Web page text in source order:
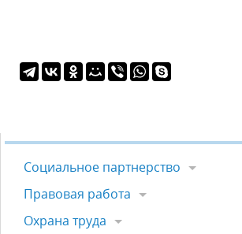
Социальное партнерство
Правовая работа
Охрана труда